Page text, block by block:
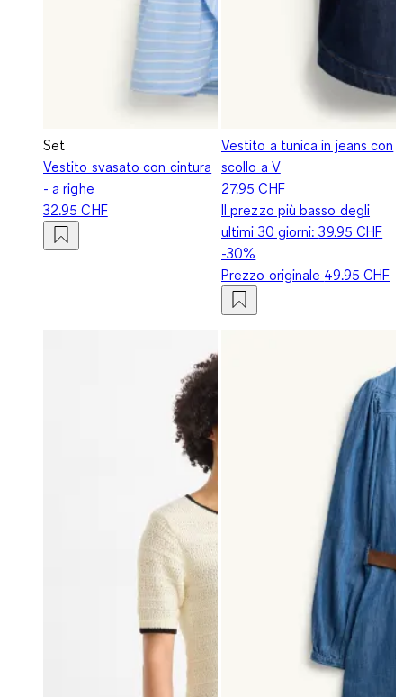
Set
Vestito svasato con cintura
- a righe
32.95 CHF
Vestito a tunica in jeans con
scollo a V
27.95 CHF
Il prezzo più basso degli
ultimi 30 giorni:39.95 CHF
-30%
Prezzo originale 49.95 CHF